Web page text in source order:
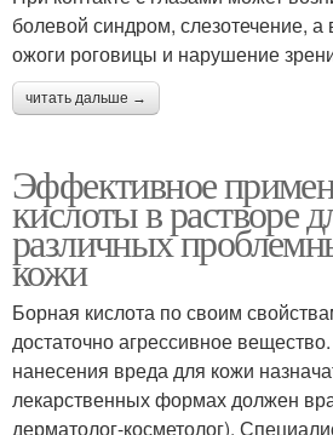
болевой синдром, слезотечение,
ожоги роговицы и нарушение
читать дальше →
Эффективное
кислоты в растворе
различных
кожи
Борная кислота по своим
достаточно агрессивное
нанесения вреда для кожи
лекарственных формах должен
дерматолог-косметолог).